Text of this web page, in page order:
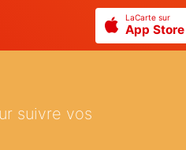
LaCarte sur
App Store
suivre vos